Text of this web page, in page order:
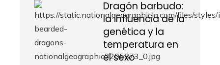
Dragón barbudo:
la influencia de la
genética y la
temperatura en
el sexo